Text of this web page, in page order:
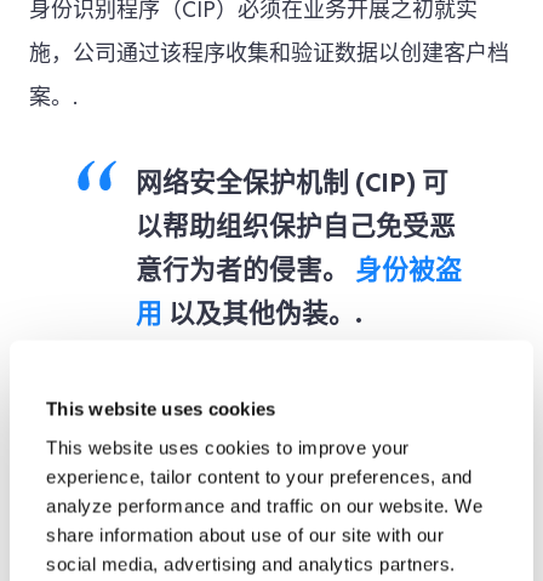
This website uses cookies
This website uses cookies to improve your
experience, tailor content to your preferences, and
analyze performance and traffic on our website. We
share information about use of our site with our
social media, advertising and analytics partners.
身份识别程序（CIP）必须在业务开展之初就实
施，公司通过该程序收集和验证数据以创建客户档
案。.
网络安全保护机制 (CIP) 可
以帮助组织保护自己免受恶
意行为者的侵害。 身份被盗
用 以及其他伪装。.
行筛查。建议合规团队根据金融行动特别工作组
（FATF）的要求，采用基于风险的方法，建立有
效的客户尽职调查（CDD）流程。此外，,持续监